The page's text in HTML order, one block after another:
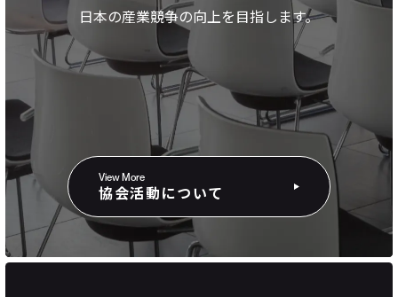
日本の産業競争の向上を目指します。
View More
協会活動について